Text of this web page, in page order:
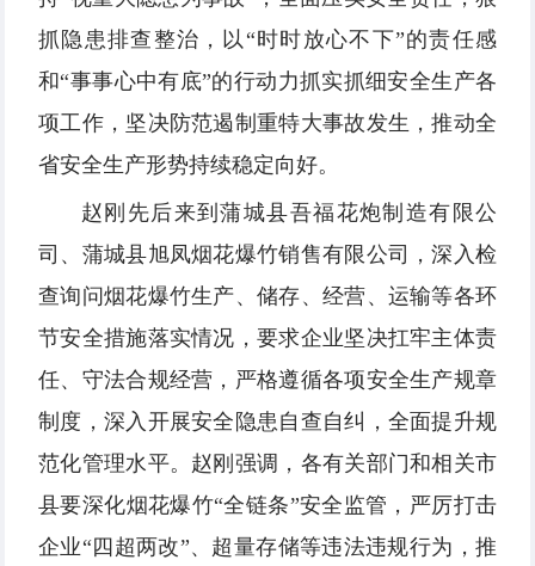
抓隐患排查整治，以“时时放心不下”的责任感
和“事事心中有底”的行动力抓实抓细安全生产各
项工作，坚决防范遏制重特大事故发生，推动全
省安全生产形势持续稳定向好。
赵刚先后来到蒲城县吾福花炮制造有限公
司、蒲城县旭凤烟花爆竹销售有限公司，深入检
查询问烟花爆竹生产、储存、经营、运输等各环
节安全措施落实情况，要求企业坚决扛牢主体责
任、守法合规经营，严格遵循各项安全生产规章
制度，深入开展安全隐患自查自纠，全面提升规
范化管理水平。赵刚强调，各有关部门和相关市
县要深化烟花爆竹“全链条”安全监管，严厉打击
企业“四超两改”、超量存储等违法违规行为，推